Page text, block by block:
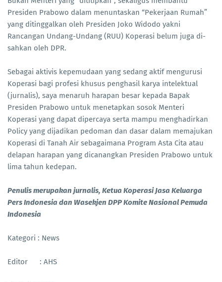
Presiden Prabowo dalam menuntaskan “Pekerjaan Rumah”
yang ditinggalkan oleh Presiden Joko Widodo yakni
Rancangan Undang-Undang (RUU) Koperasi belum juga di-
sahkan oleh DPR.
Sebagai aktivis kepemudaan yang sedang aktif mengurusi
Koperasi bagi profesi khusus penghasil karya intelektual
(jurnalis), saya menaruh harapan besar kepada Bapak
Presiden Prabowo untuk menetapkan sosok Menteri
Koperasi yang dapat dipercaya serta mampu menghadirkan
Policy yang dijadikan pedoman dan dasar dalam memajukan
Koperasi di Tanah Air sebagaimana Program Asta Cita atau
delapan harapan yang dicanangkan Presiden Prabowo untuk
lima tahun kedepan.
Penulis merupakan jurnalis, Ketua Koperasi Jasa Keluarga
Pers Indonesia dan Wasekjen DPP Komite Nasional Pemuda
Indonesia
Kategori : News
Editor : AHS